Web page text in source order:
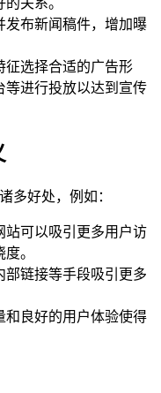
发布新闻稿件，增加曝
征选择合适的广告形
等进行投放以达到宣传
多好处，例如：
站可以吸引更多用户访
。
部链接等手段吸引更多
和良好的用户体验使得